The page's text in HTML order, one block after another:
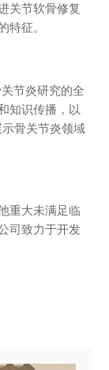
关节软骨修复
特征。
节炎研究的全
知识传播，以
骨关节炎领域
重大未满足临
司致力于开发